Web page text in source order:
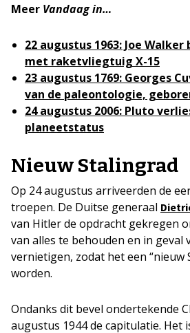
Meer Vandaag in…
22 augustus 1963: Joe
met raketvliegtuig X-15
23 augustus 1769: Georges
van de paleontologie,
24 augustus 2006: Pluto
planeetstatus
Nieuw Stalingrad
Op 24 augustus arriveerden de
troepen. De Duitse generaal
van Hitler de opdracht gekregen
van alles te behouden en in geval
vernietigen, zodat het een “nieuw
worden.
Ondanks dit bevel ondertekende
augustus 1944 de capitulatie. Het